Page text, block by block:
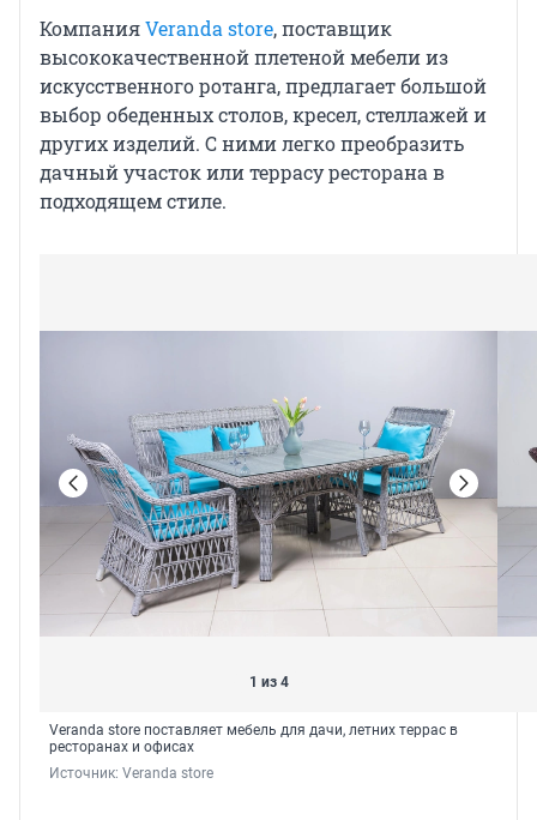
КомпанияVeranda store, поставщик
высококачественной плетеной мебели из
искусственного ротанга, предлагает большой
выбор обеденных столов, кресел, стеллажей и
других изделий. С ними легко преобразить
дачный участок или террасу ресторана в
подходящем стиле.
1 из 4
Veranda store поставляет мебель для дачи, летних террас в
ресторанах и офисах
Источник: Veranda store